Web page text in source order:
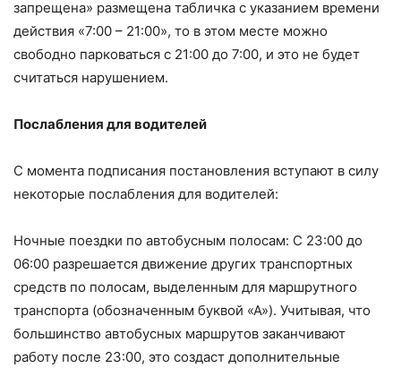
запрещена» размещена табличка с указанием времени
действия «7:00 – 21:00», то в этом месте можно
свободно парковаться с 21:00 до 7:00, и это не будет
считаться нарушением.
Послабления для водителей
С момента подписания постановления вступают в силу
некоторые послабления для водителей:
Ночные поездки по автобусным полосам: С 23:00 до
06:00 разрешается движение других транспортных
средств по полосам, выделенным для маршрутного
транспорта (обозначенным буквой «А»). Учитывая, что
большинство автобусных маршрутов заканчивают
работу после 23:00, это создаст дополнительные